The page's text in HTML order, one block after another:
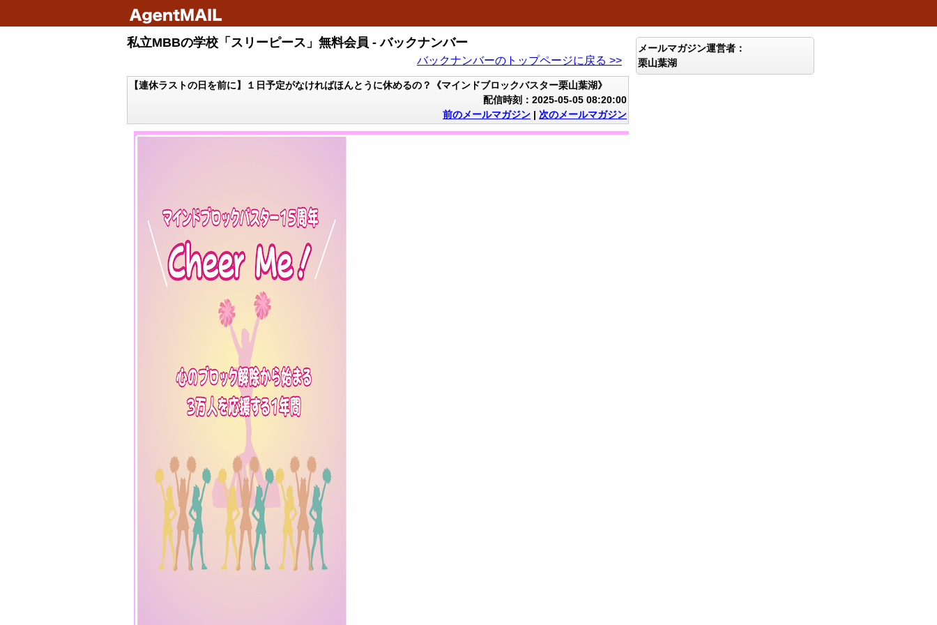
私立MBBの学校「スリーピース」無料会員 - バックナンバー
バックナンバーのトップページに戻る >>
【連休ラストの日を前に】１日予定がなければほんとうに休めるの？《マインドブロックバスター栗山葉湖》
配信時刻：2025-05-05 08:20:00
前のメールマガジン | 次のメールマガジン
メールマガジン運営者：
栗山葉湖